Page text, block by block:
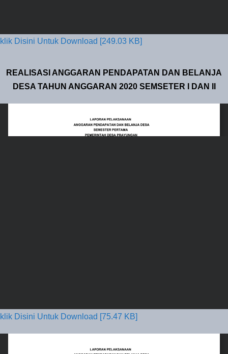
klik Disini Untuk Download [249.03 KB]
REALISASI ANGGARAN PENDAPATAN DAN BELANJA
DESA TAHUN ANGGARAN 2020 SEMSETER I DAN II
klik Disini Untuk Download [75.47 KB]